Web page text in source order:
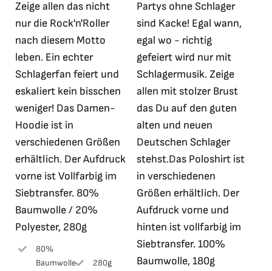
gewählt
werden
34,99 €10,00 €.
Zeige allen das nicht
nur die Rock'n'Roller
nach diesem Motto
leben. Ein echter
Schlagerfan feiert und
eskaliert kein bisschen
weniger! Das Damen-
Hoodie ist in
verschiedenen Größen
erhältlich. Der Aufdruck
vorne ist Vollfarbig im
Siebtransfer. 80%
Baumwolle / 20%
Polyester, 280g
80%
Baumwolle
280g
25,90 €5,00 €.
Partys ohne Schlager
sind Kacke! Egal wann,
egal wo - richtig
gefeiert wird nur mit
Schlagermusik. Zeige
allen mit stolzer Brust
das Du auf den guten
alten und neuen
Deutschen Schlager
stehst.Das Poloshirt ist
in verschiedenen
Größen erhältlich. Der
Aufdruck vorne und
hinten ist vollfarbig im
Siebtransfer. 100%
Baumwolle, 180g